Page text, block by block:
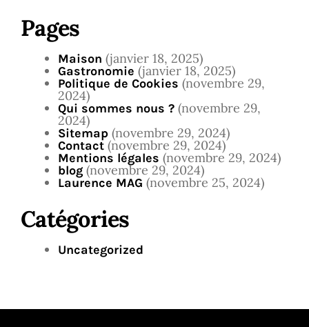
Pages
Maison (janvier 18, 2025)
Gastronomie (janvier 18, 2025)
Politique de Cookies (novembre 29,
2024)
Qui sommes nous ? (novembre 29,
2024)
Sitemap (novembre 29, 2024)
Contact (novembre 29, 2024)
Mentions légales (novembre 29, 2024)
blog (novembre 29, 2024)
Laurence MAG (novembre 25, 2024)
Catégories
Uncategorized